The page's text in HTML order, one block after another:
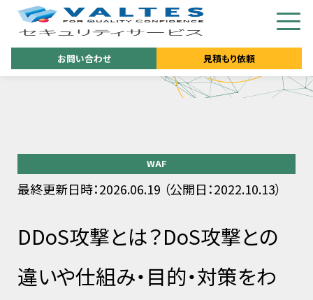
お問い合わせ 見積もり依頼
WAF
最終更新日時：2026.06.19 （公開日：2022.10.13）
DDoS攻撃とは？DoS攻撃との
違いや仕組み・目的・対策をわ